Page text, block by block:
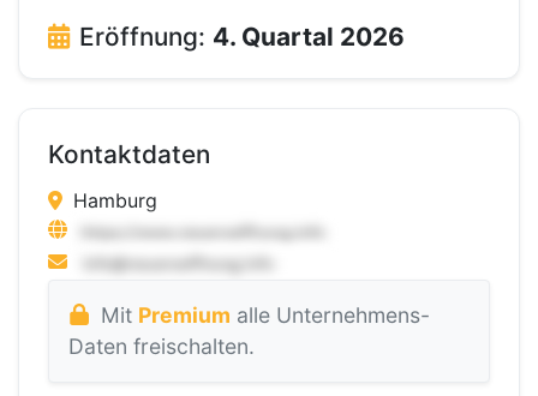
Eröffnung: 4. Quartal 2026
Kontaktdaten
Hamburg
Mit Premium alle Unternehmens-
Daten freischalten.